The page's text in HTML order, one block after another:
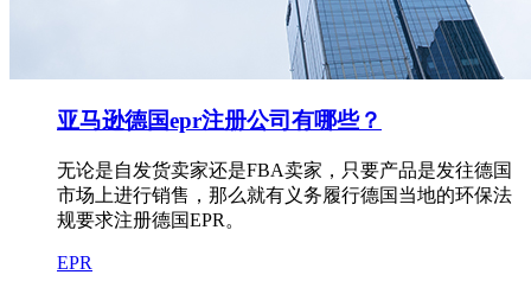
亚马逊德国epr注册公司有哪些？
无论是自发货卖家还是FBA卖家，只要产品是发往德国
市场上进行销售，那么就有义务履行德国当地的环保法
规要求注册德国EPR。
EPR